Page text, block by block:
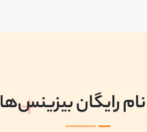
رایگان بیزینس‌ها